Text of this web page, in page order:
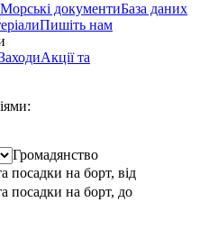
Морські документиБаза даних
Пишіть нам
Акції та
Громадянство
посадки на борт, від
посадки на борт, до